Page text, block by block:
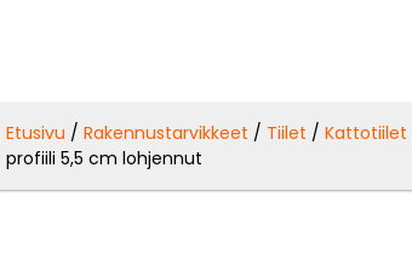
Etusivu /Rakennustarvikkeet / Tiilet /Kattotiilet
profiili 5,5 cm lohjennut